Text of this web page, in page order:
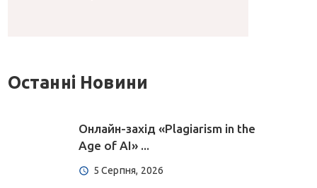
Останні Новини
Онлайн-захід «Plagiarism in the
Age of AI» ...
5 Серпня, 2026